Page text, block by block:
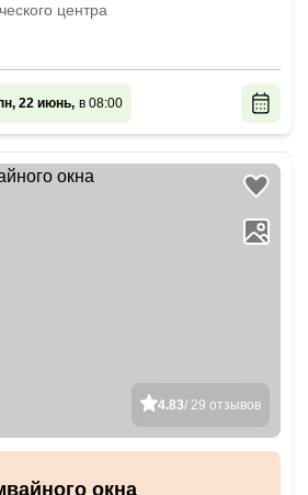
центра
22 июнь, в 08:00
4.83/ 29 отзывов
окна